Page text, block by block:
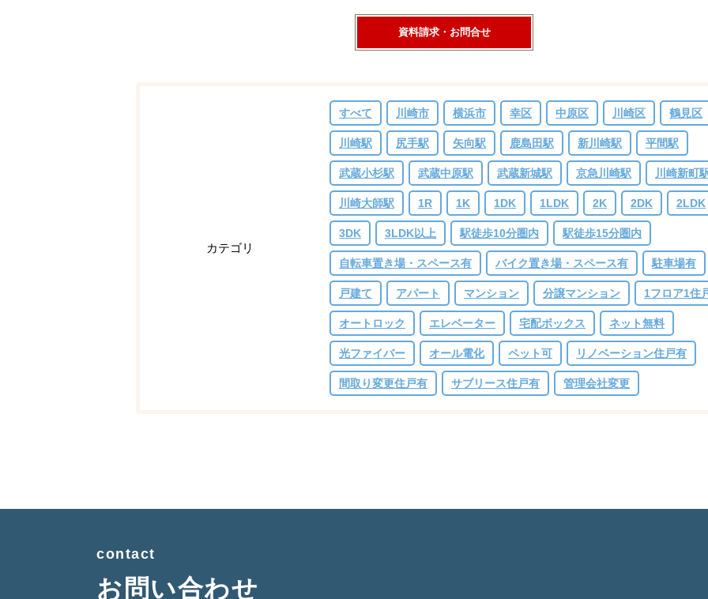
資料請求・お問合せ
カテゴリ
すべて 川崎市 横浜市 幸区 中原区 川崎区 鶴見区
川崎駅 尻手駅 矢向駅 鹿島田駅 新川崎駅 平間駅
武蔵小杉駅 武蔵中原駅 武蔵新城駅 京急川崎駅 川崎新町
川崎大師駅 1R 1K 1DK 1LDK 2K 2DK 2LDK
3DK 3LDK以上 駅徒歩10分圏内 駅徒歩15分圏内
自転車置き場・スペース有 バイク置き場・スペース有 駐車場有
戸建て アパート マンション 分譲マンション 1フロア1住
オートロック エレベーター 宅配ボックス ネット無料
光ファイバー オール電化 ペット可 リノベーション住戸有
間取り変更住戸有 サブリース住戸有 管理会社変更
contact
お問い合わせ